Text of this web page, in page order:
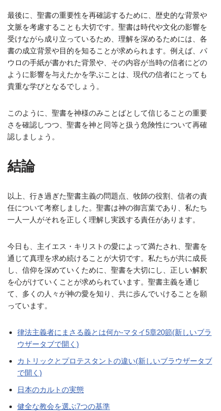
最後に、聖書の重要性を再確認するために、歴史的な背景や
文脈を考慮することも大切です。聖書は時代や文化の影響を
受けながら成り立っているため、理解を深めるためには、各
書の成立背景や目的を知ることが求められます。例えば、パ
ウロの手紙が書かれた背景や、その内容が当時の信者にどの
ように影響を与えたかを学ぶことは、現代の信者にとっても
貴重な学びとなるでしょう。
このように、聖書を神様のみことばとして信じることの重要
さを確認しつつ、聖書を神と同等と扱う危険性について再確
認しましょう。
結論
以上、行き過ぎた聖書主義の問題点、牧師の役割、信者の責
任について考察しました。聖書は神の御言葉であり、私たち
一人一人がそれを正しく理解し実践する責任があります。
今日も、主イエス・キリストの愛によって満たされ、聖書を
通じて真理を求め続けることが大切です。私たちが共に成長
し、信仰を深めていくために、聖書を大切にし、正しい解釈
を心がけていくことが求められています。聖書主義を通じ
て、多くの人々が神の愛を知り、共に歩んでいけることを願
っています。
律法主義者にまさる義とは何か-マタイ5章20節(新しいブラ
ウザータブで開く)
カトリックとプロテスタントの違い(新しいブラウザータブ
で開く)
日本のカルトの実態
健全な教会を選ぶ7つの基準